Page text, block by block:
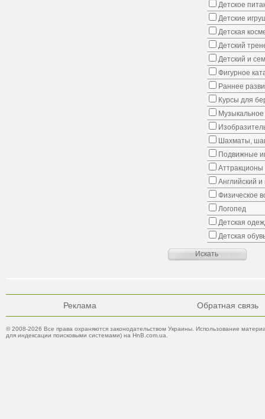
Детское
Детские
Детская
Детский
Детский и
Фигурное
Раннее
Курсы для
Шахматы,
Подвижные
Аттракционы
Английский
Физическое
Логопед
Детская
Детская
Реклама Обратная связь
© 2008-2026 Все права охраняются законодательством Украины. Использование
для индексации поисковыми системами) на HnB.com.ua.